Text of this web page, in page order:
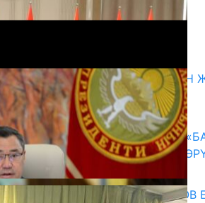
Комментарийлер
ГЕНДЕРДИК БАСМЫРЛООДОН
ЗОМБУЛУКТАН КОРГОО
07.08.2026
КЫРГЫЗ ТАРЫХЫ ТАСМАДА:
КӨРКӨМ ТАСМАСЫ ЖАРЫК
07.08.2026
ПРЕЗИДЕНТ САДЫР ЖАПАРОВ